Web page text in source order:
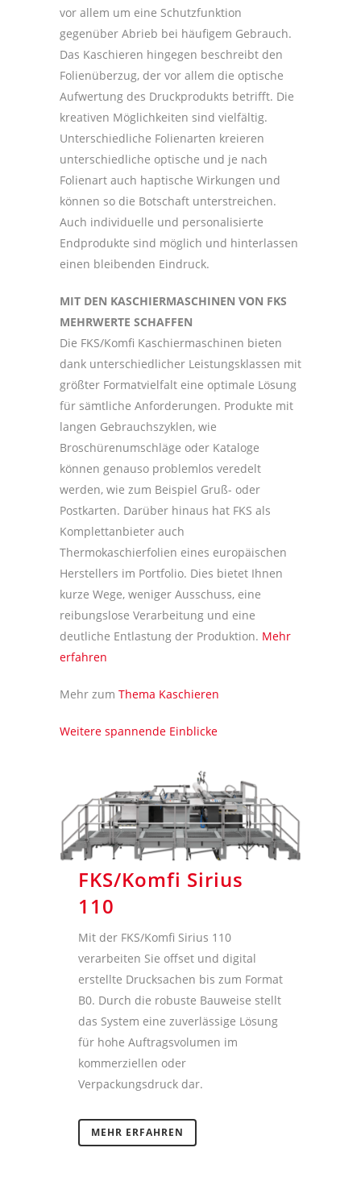
vor allem um eine Schutzfunktion
gegenüber Abrieb bei häufigem Gebrauch.
Das Kaschieren hingegen beschreibt den
Folienüberzug, der vor allem die optische
Aufwertung des Druckprodukts betrifft. Die
kreativen Möglichkeiten sind vielfältig.
Unterschiedliche Folienarten kreieren
unterschiedliche optische und je nach
Folienart auch haptische Wirkungen und
können so die Botschaft unterstreichen.
Auch individuelle und personalisierte
Endprodukte sind möglich und hinterlassen
einen bleibenden Eindruck.
MIT DEN KASCHIERMASCHINEN VON FKS
MEHRWERTE SCHAFFEN
Die FKS/Komfi Kaschiermaschinen bieten
dank unterschiedlicher Leistungsklassen mit
größter Formatvielfalt eine optimale Lösung
für sämtliche Anforderungen. Produkte mit
langen Gebrauchszyklen, wie
Broschürenumschläge oder Kataloge
können genauso problemlos veredelt
werden, wie zum Beispiel Gruß- oder
Postkarten. Darüber hinaus hat FKS als
Komplettanbieter auch
Thermokaschierfolien eines europäischen
Herstellers im Portfolio. Dies bietet Ihnen
kurze Wege, weniger Ausschuss, eine
reibungslose Verarbeitung und eine
deutliche Entlastung der Produktion. Mehr
erfahren
Mehr zum Thema Kaschieren
Weitere spannende Einblicke
FKS/Komfi Sirius
110
Mit der FKS/Komfi Sirius 110
verarbeiten Sie offset und digital
erstellte Drucksachen bis zum Format
B0. Durch die robuste Bauweise stellt
das System eine zuverlässige Lösung
für hohe Auftragsvolumen im
kommerziellen oder
Verpackungsdruck dar.
MEHR ERFAHREN